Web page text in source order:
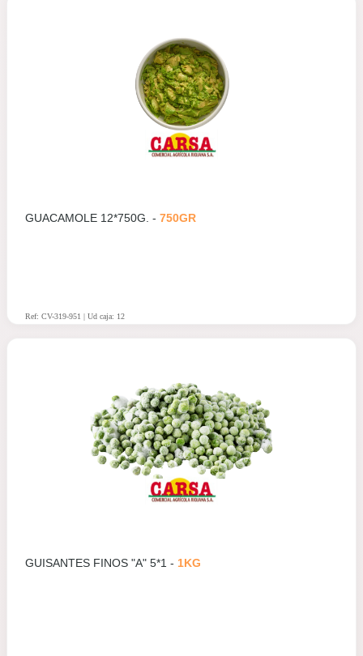
GUACAMOLE 12*750G. - 750GR
Ref: CV-319-951 | Ud caja: 12
GUISANTES FINOS "A" 5*1 - 1KG